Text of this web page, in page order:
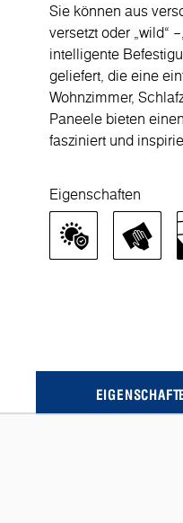
Sie können aus
versetzt oder „wild“
intelligente
geliefert, die eine
Wohnzimmer,
Paneele bieten
fasziniert und
Eigenschaften